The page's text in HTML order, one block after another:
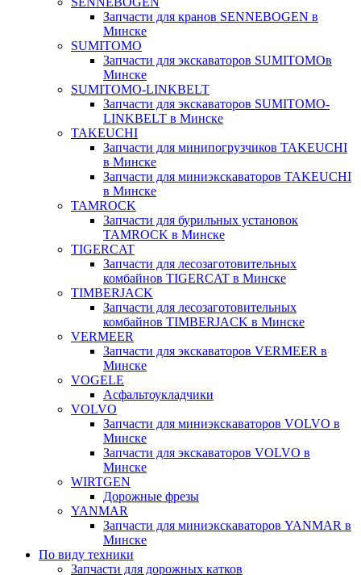
Запчасти для кранов SENNEBOGEN в
Минске
SUMITOMO
Запчасти для экскаваторов SUMITOMOв
Минске
SUMITOMO-LINKBELT
Запчасти для экскаваторов SUMITOMO-
LINKBELT в Минске
TAKEUCHI
Запчасти для минипогрузчиков TAKEUCHI
в Минске
Запчасти для миниэкскаваторов TAKEUCHI
в Минске
TAMROCK
Запчасти для бурильных установок
TAMROCK в Минске
TIGERCAT
Запчасти для лесозаготовительных
комбайнов TIGERCAT в Минске
TIMBERJACK
Запчасти для лесозаготовительных
комбайнов TIMBERJACK в Минске
VERMEER
Запчасти для экскаваторов VERMEER в
Минске
VOGELE
Асфальтоукладчики
VOLVO
Запчасти для миниэкскаваторов VOLVO в
Минске
Запчасти для экскаваторов VOLVO в
Минске
WIRTGEN
Дорожные фрезы
YANMAR
Запчасти для миниэкскаваторов YANMAR в
Минске
По виду техники
Запчасти для дорожных катков